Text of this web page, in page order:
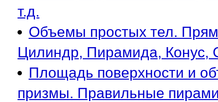
т.д.
Объемы простых тел.
Цилиндр, Пирамида, Конус,
Площадь поверхности и
призмы. Правильные